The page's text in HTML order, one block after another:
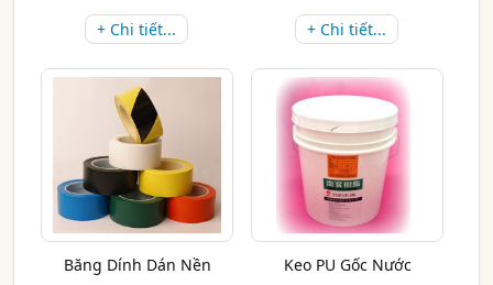
+ Chi tiết... + Chi tiết...
Băng Dính Dán Nền Keo PU Gốc Nước